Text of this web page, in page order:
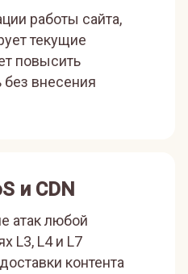
работы сайта,
текущие
повысить
без внесения
и CDN
атак любой
L3, L4 и L7
контента